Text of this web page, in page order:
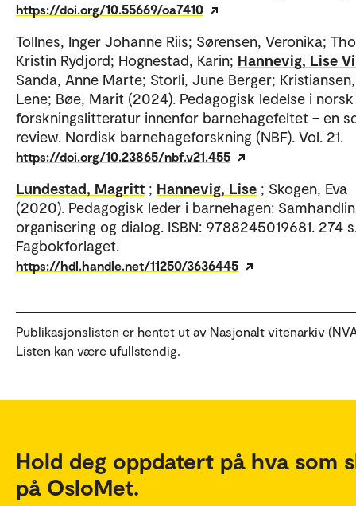
https://doi.org/10.55669/oa7410
Tollnes, Inger Johanne Riis; Sørensen, Veronika;
Kristin Rydjord; Hognestad, Karin; Hannevig, Lise
Sanda, Anne Marte; Storli, June Berger;
Lene; Bøe, Marit (2024). Pedagogisk ledelse i norsk
forskningslitteratur innenfor barnehagefeltet – en
review. Nordisk barnehageforskning (NBF). Vol. 21.
https://doi.org/10.23865/nbf.v21.455
Lundestad, Magritt ; Hannevig, Lise ; Skogen, Eva
(2020). Pedagogisk leder i barnehagen:
organisering og dialog. ISBN: 9788245019681. 274
Fagbokforlaget.
https://hdl.handle.net/11250/3636445
Publikasjonslisten er hentet ut av Nasjonalt vitenarkiv
Listen kan være ufullstendig.
Hold deg oppdatert på hva som
på OsloMet.